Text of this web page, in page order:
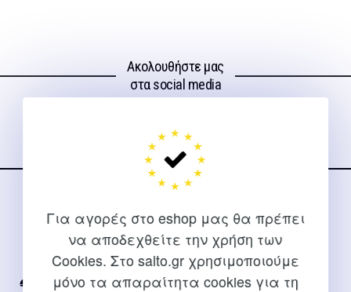
Για αγορές στο eshop μας θα πρέπει
να αποδεχθείτε την χρήση των
Cookies. Στο salto.gr χρησιμοποιούμε
μόνο τα απαραίτητα cookies για τη
20,00 €.
Ακολουθήστε μας
στα social media
Για διευκρινίσεις και υποστήριξη παραγγελιών μέσω του
Internet
2310 267108